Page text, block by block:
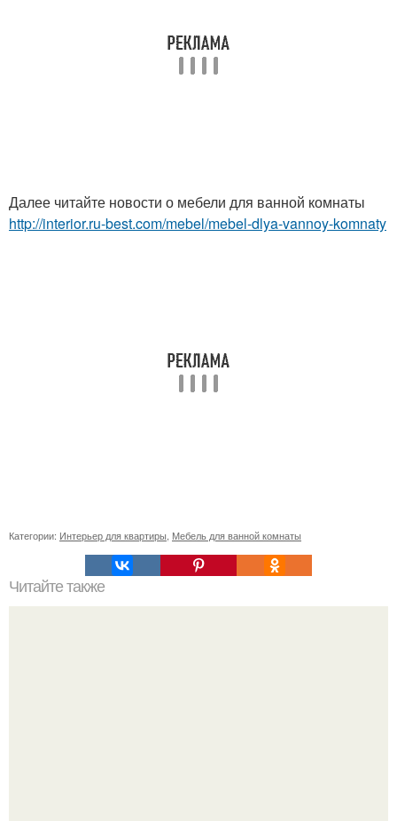
Далее читайте новости о мебели для ванной комнаты
http://interior.ru-best.com/mebel/mebel-dlya-vannoy-komnaty
Категории: Интерьер для квартиры Мебель для ванной комнаты
Читайте также